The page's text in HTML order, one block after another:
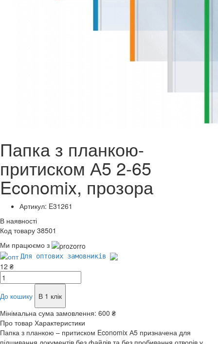
Папка з планкою-
притиском А5 2-65
Economix, прозора
Артикул: E31261
В наявності
Код товару 38501
Ми працюємо з
Для оптових замовників
12 ₴
До кошику
В 1 клік
Мінімальна сума замовлення: 600 ₴
Про товар Характеристики
Папка з планкою – притиском Economix А5 призначена для